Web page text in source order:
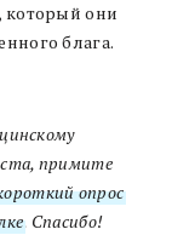
который они
блага.
примите
опрос
. Спасибо!